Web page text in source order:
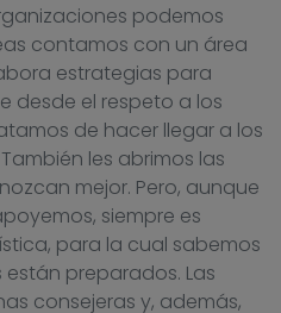
podemos
contamos con un área
estrategias para
desde el respeto a los
de hacer llegar a los
les abrimos las
mejor. Pero, aunque
siempre es
para la cual sabemos
preparados. Las
consejeras y, además,